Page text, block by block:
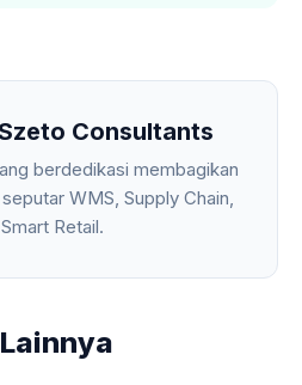
Consultants
berdedikasi membagikan
WMS, Supply Chain,
Retail.